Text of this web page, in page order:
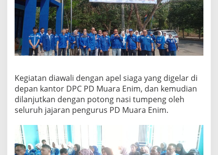
Kegiatan diawali dengan apel siaga yang digelar di
depan kantor DPC PD Muara Enim, dan kemudian
dilanjutkan dengan potong nasi tumpeng oleh
seluruh jajaran pengurus PD Muara Enim.